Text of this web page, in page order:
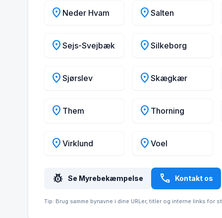
location_on Neder Hvam location_onSalten
location_on Sejs-Svejbæk location_onSilkeborg
location_on Sjørslev location_onSkægkær
location_on Them location_on Thorning
location_on Virklund location_onVoel
pest_control Se Myrebekæmpelse call Kontakt os
Tip: Brug samme bynavne i dine URLer, titler og interne links for